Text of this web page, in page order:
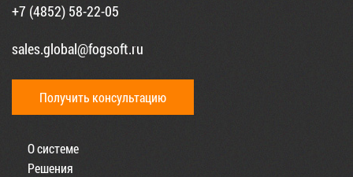
+7 (4852) 58-22-05
sales.global@fogsoft.ru
Получить консультацию
О системе
Решения